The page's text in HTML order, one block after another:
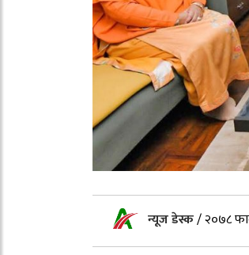
न्यूज डेस्क/२०७८